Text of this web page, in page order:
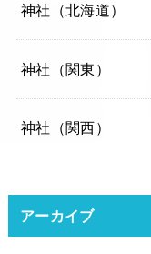
神社（北海道）
神社（関東）
神社（関西）
アーカイブ